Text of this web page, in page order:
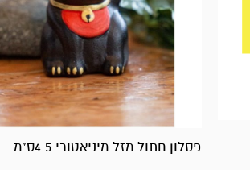
פסלון חתול מזל מיניאטורי 4.5ס"מ